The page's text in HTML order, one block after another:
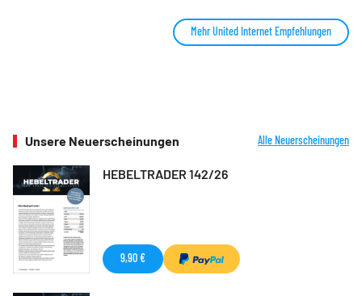
Mehr United Internet Empfehlungen
Unsere Neuerscheinungen Alle Neuerscheinungen
HEBELTRADER 142/26
9,90 €